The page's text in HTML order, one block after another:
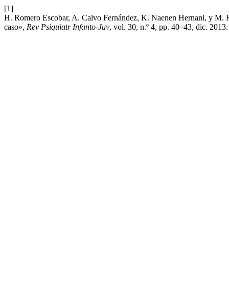
[1]
H. Romero Escobar, A. Calvo Fernández, K. Naenen Hernani, y M.
caso», Rev Psiquiatr Infanto-Juv, vol. 30, n.º 4, pp. 40–43, dic. 2013.